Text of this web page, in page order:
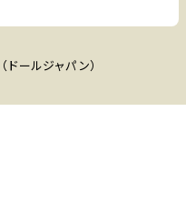
ールジャパン）